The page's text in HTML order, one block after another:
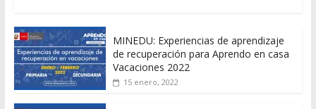
MINEDU: Experiencias de aprendizaje
de recuperación para Aprendo en casa
Vacaciones 2022
15 enero, 2022